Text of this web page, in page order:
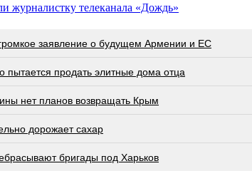
журналистку телеканала «Дождь»
заявление о будущем Армении и ЕС
пытается продать элитные дома отца
нет планов возвращать Крым
дорожает сахар
бригады под Харьков